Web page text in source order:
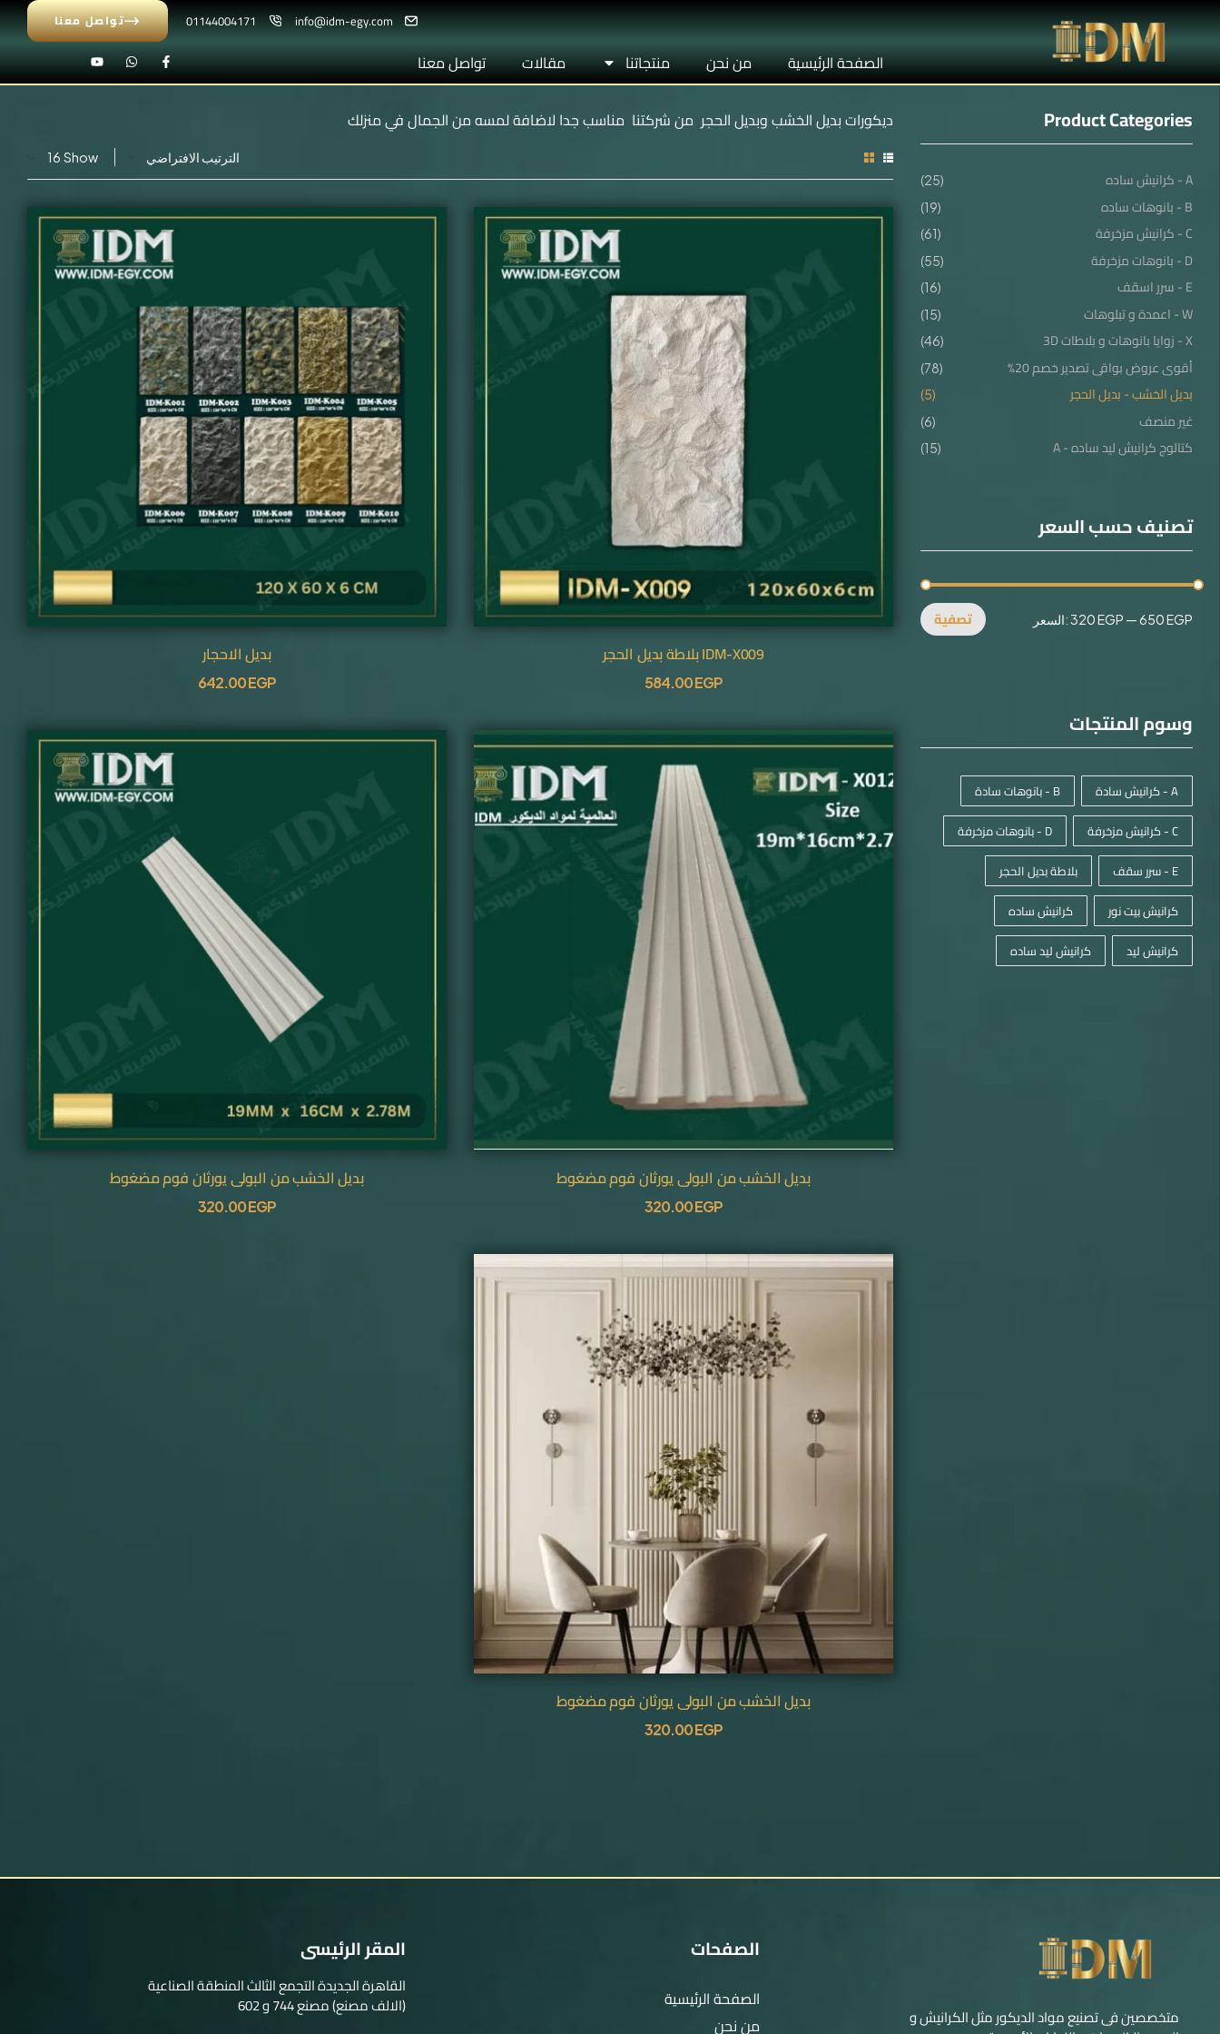
info@idm-egy.com
01144004171 تواصل معنا
الصفحة الرئيسية من نحن منتجاتنا مقالات تواصل معنا
ديكورات بديل الخشب وبديل الحجر من شركتنا مناسب جدا لاضافة لمسه من الجمال في منزلك
Show
IDM-X009 بلاطة بديل الحجر
584.00EGP
بديل الاحجار
642.00EGP
بديل الخشب من البولي يورثان فوم مضغوط
320.00EGP
بديل الخشب من البولي يورثان فوم مضغوط
320.00EGP
بديل الخشب من البولي يورثان فوم مضغوط
320.00EGP
Product Categories
A - كرانيش ساده (25)
B - بانوهات ساده (19)
C - كرانيش مزخرفة (61)
D - بانوهات مزخرفة (55)
E - سرر اسقف (16)
W - اعمدة و تبلوهات (15)
X - زوايا بانوهات و بلاطات 3D (46)
أقوى عروض بواقى تصدير خصم 20% (78)
بديل الخشب - بديل الحجر (5)
غير منصف (6)
كتالوج كرانيش ليد ساده - A (15)
تصنيف حسب السعر
تصفية السعر:320 EGP —650 EGP
وسوم المنتجات
A - كرانيش سادة
B - بانوهات سادة
C - كرانيش مزخرفة
D - بانوهات مزخرفة
E - سرر سقف
بلاطة بديل الحجر
كرانيش بيت نور
كرانيش ساده
كرانيش ليد
كرانيش ليد ساده
متخصصين فى تصنيع مواد الديكور مثل الكرانيش و
الصفحات
الصفحة الرئيسية
من نحن
المقر الرئيسى
القاهرة الجديدة التجمع الثالث المنطقة الصناعية
(الالف مصنع) مصنع 744 و 602